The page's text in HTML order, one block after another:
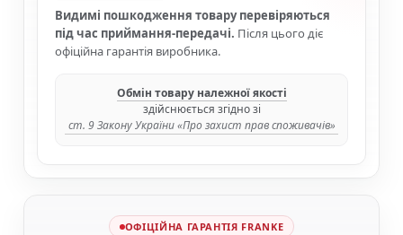
Видимі пошкодження товару перевіряються
під час приймання-передачі. Після цього діє
офіційна гарантія виробника.
Обмін товару належної якості
здійснюється згідно зі
ст. 9 Закону України «Про захист прав споживачів»
ОФІЦІЙНА ГАРАНТІЯ FRANKE